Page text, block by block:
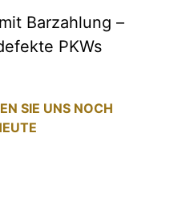
Barzahlung –
PKWs
SIE UNS NOCH